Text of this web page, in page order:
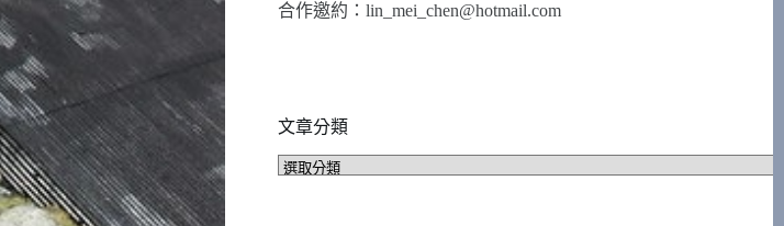
合作邀約：lin_mei_chen@hotmail.com
文章分類
文